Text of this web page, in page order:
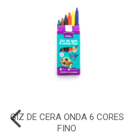
GIZ DE CERA ONDA 6 CORES
FINO